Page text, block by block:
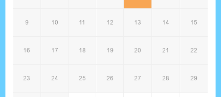
9 10 11 12 13 14 15
16 17 18 19 20 21 22
23 24 25 26 27 28 29